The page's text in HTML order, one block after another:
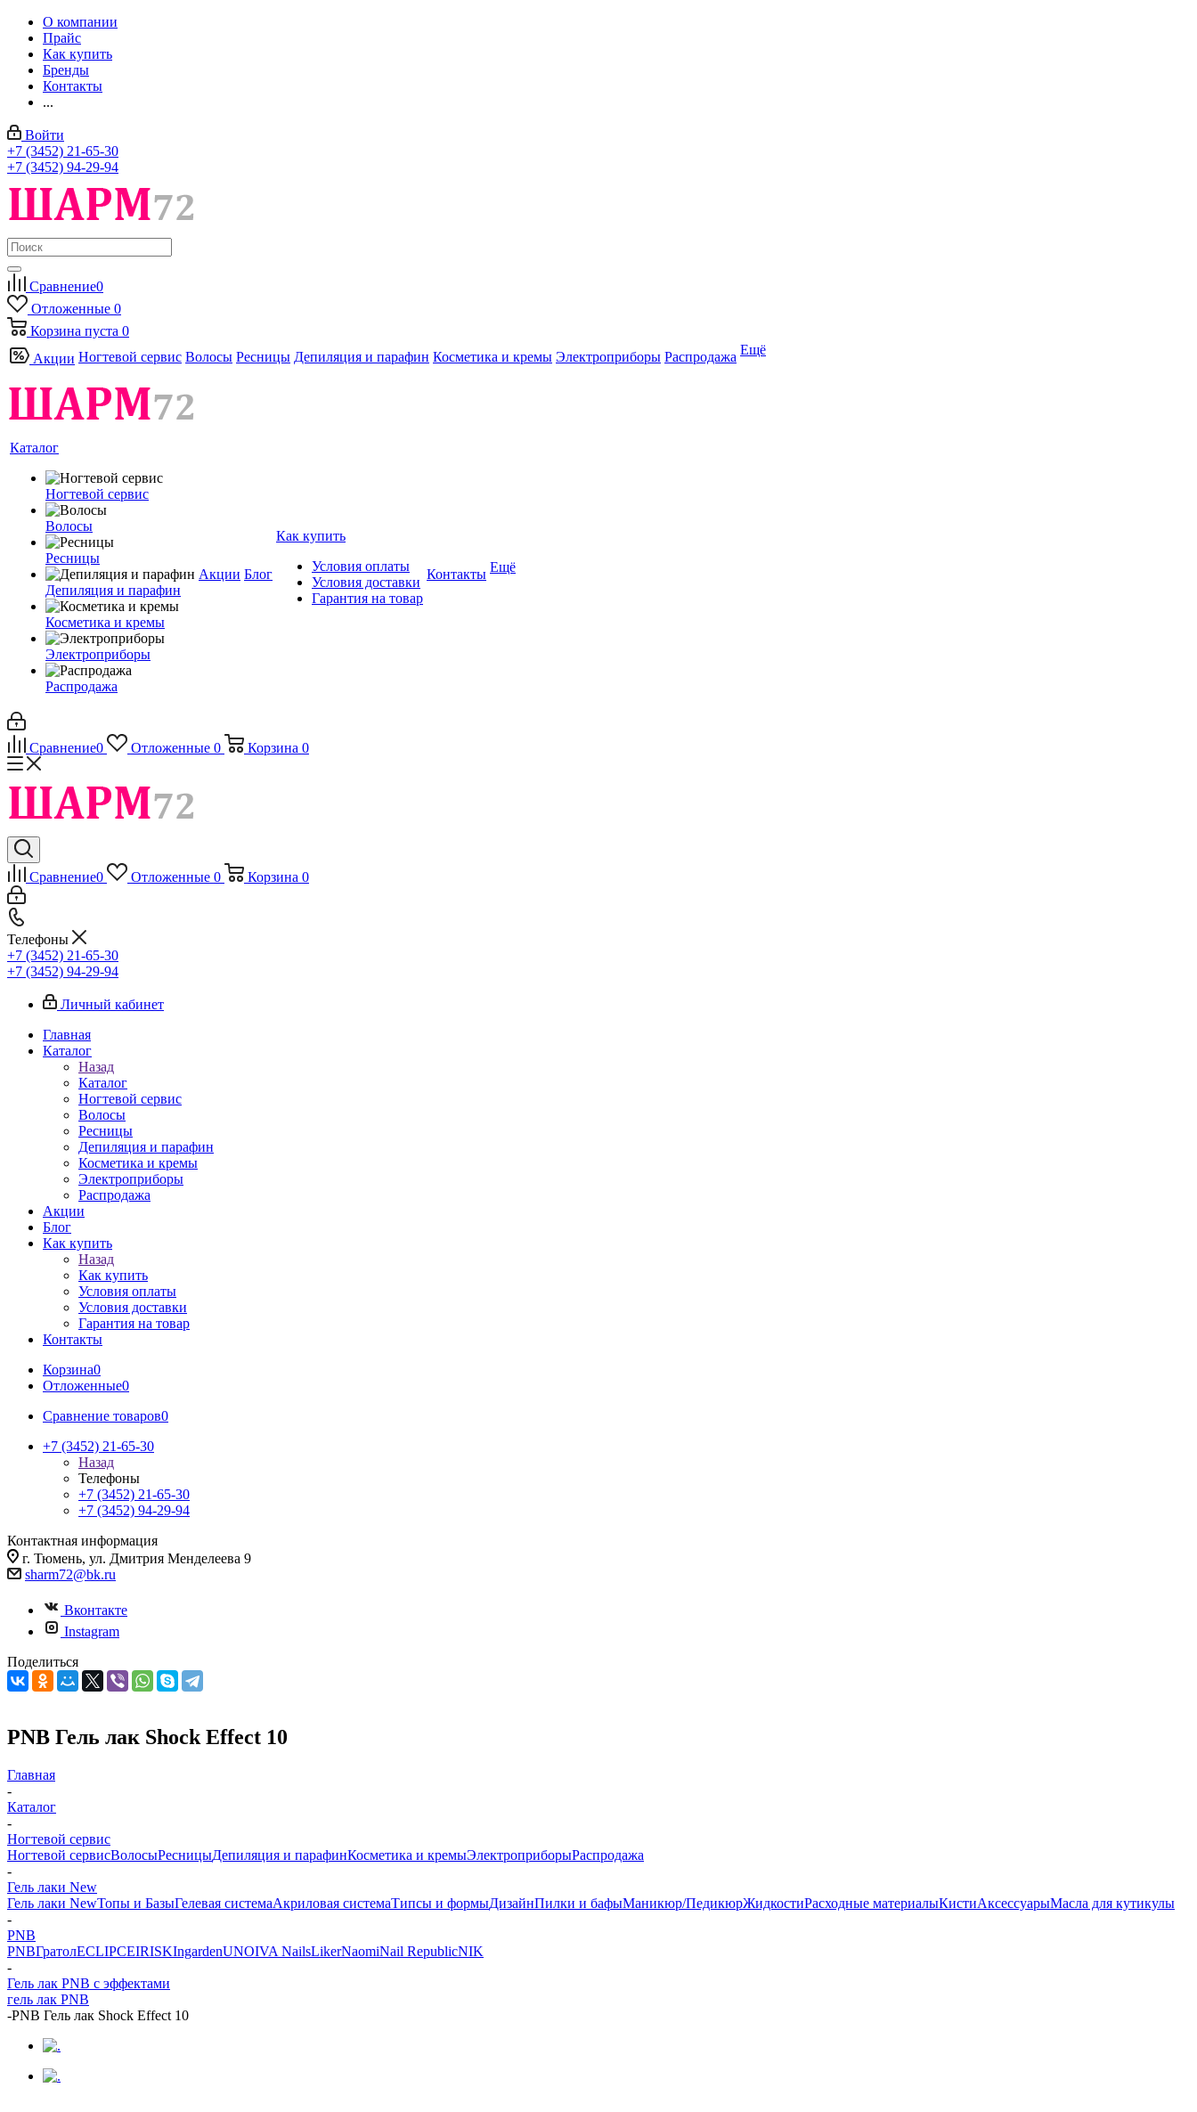
О компании
Прайс
Как купить
Бренды
Контакты
...
Войти
+7 (3452) 21-65-30
+7 (3452) 94-29-94
Сравнение0
Отложенные 0
Корзина пуста 0
Акции Ногтевой сервис Волосы Ресницы Депиляция и парафин Косметика и кремы Электроприборы Распродажа Ещё
Каталог
Ногтевой сервис
Волосы
Ресницы
Депиляция и парафин
Косметика и кремы
Электроприборы
Распродажа
Акции Блог
Как купить
Условия оплаты
Условия доставки
Гарантия на товар
Контакты Ещё
Сравнение0 Отложенные 0 Корзина 0
Сравнение0 Отложенные 0 Корзина 0
Телефоны
+7 (3452) 21-65-30
+7 (3452) 94-29-94
Личный кабинет
Главная
Каталог
Назад
Каталог
Ногтевой сервис
Волосы
Ресницы
Депиляция и парафин
Косметика и кремы
Электроприборы
Распродажа
Акции
Блог
Как купить
Назад
Как купить
Условия оплаты
Условия доставки
Гарантия на товар
Контакты
Корзина0
Отложенные0
Сравнение товаров0
+7 (3452) 21-65-30
Назад
Телефоны
+7 (3452) 21-65-30
+7 (3452) 94-29-94
Контактная информация
г. Тюмень, ул. Дмитрия Менделеева 9
sharm72@bk.ru
Вконтакте
Instagram
Поделиться
PNB Гель лак Shock Effect 10
Главная
-
Каталог
-
Ногтевой сервис
Ногтевой сервисВолосыРесницыДепиляция и парафинКосметика и кремыЭлектроприборыРаспродажа
-
Гель лаки New
Гель лаки NewТопы и БазыГелевая системаАкриловая системаТипсы и формыДизайнПилки и бафыМаникюр/ПедикюрЖидкостиРасходные материалыКистиАксессуарыМасла для кутикулы
-
PNB
PNBГратолECLIPCEIRISKIngardenUNOIVA NailsLikerNaomiNail RepublicNIK
-
Гель лак PNB с эффектами
гель лак PNB
-PNB Гель лак Shock Effect 10